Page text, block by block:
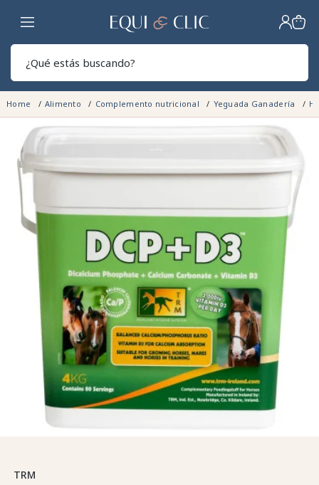
Hogar
Home Alimento Complemento nutricional Yeguada Ganadería
TRM